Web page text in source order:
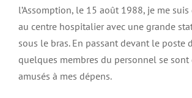
l’Assomption, le 15 août 1988, je me
au centre hospitalier avec une grande
sous le bras. En passant devant le poste
quelques membres du personnel se
amusés à mes dépens.